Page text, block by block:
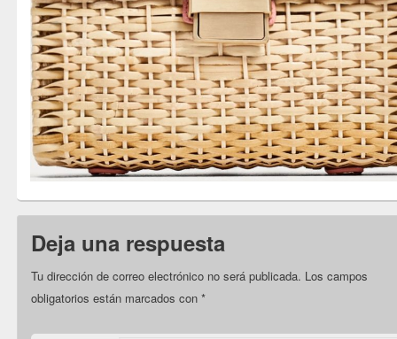
Deja una respuesta
Tu dirección de correo electrónico no será publicada. Los campos
obligatorios están marcados con*